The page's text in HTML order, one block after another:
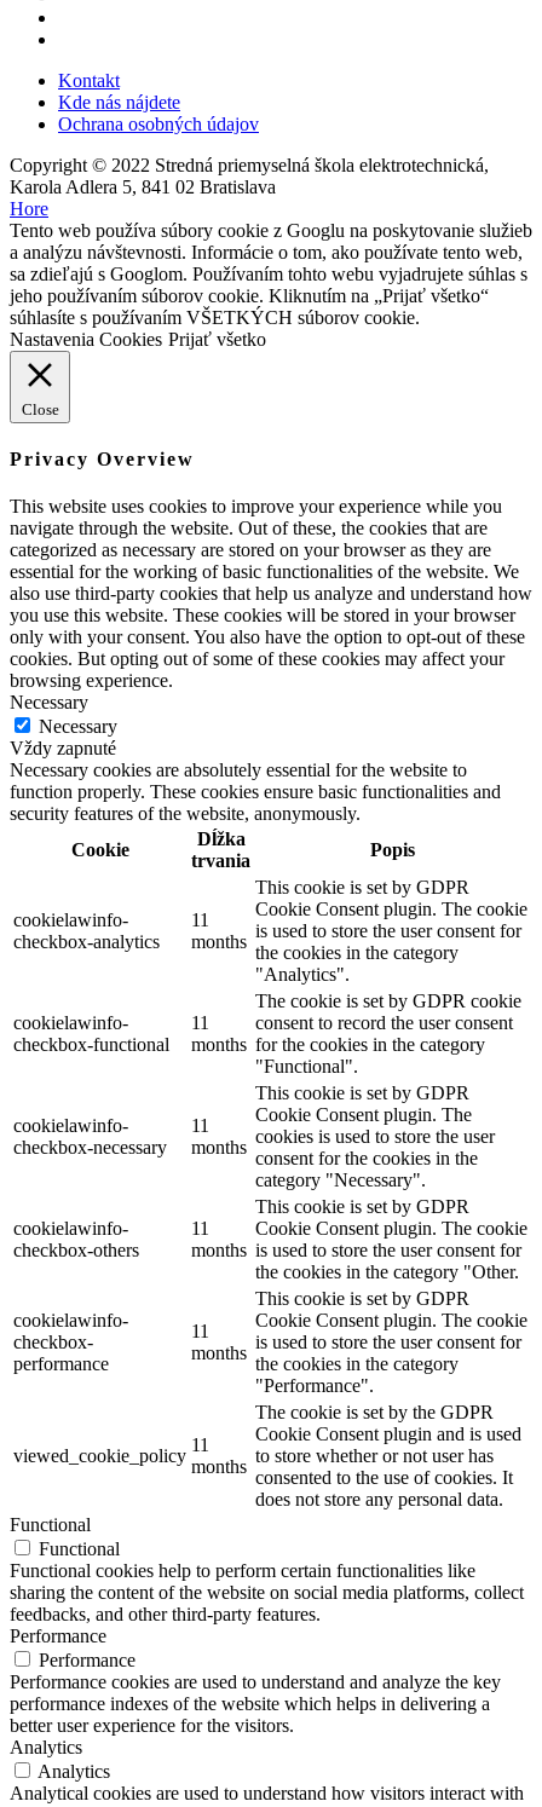
Kontakt
Kde nás nájdete
Ochrana osobných údajov
Copyright © 2022 Stredná priemyselná škola elektrotechnická,
Karola Adlera 5, 841 02 Bratislava
Hore
Tento web používa súbory cookie z Googlu na poskytovanie služieb
a analýzu návštevnosti. Informácie o tom, ako používate tento web,
sa zdieľajú s Googlom. Používaním tohto webu vyjadrujete súhlas s
jeho používaním súborov cookie. Kliknutím na „Prijať všetko“
súhlasíte s používaním VŠETKÝCH súborov cookie.
Nastavenia Cookies Prijať všetko
Close
Privacy Overview
This website uses cookies to improve your experience while you
navigate through the website. Out of these, the cookies that are
categorized as necessary are stored on your browser as they are
essential for the working of basic functionalities of the website. We
also use third-party cookies that help us analyze and understand how
you use this website. These cookies will be stored in your browser
only with your consent. You also have the option to opt-out of these
cookies. But opting out of some of these cookies may affect your
browsing experience.
Necessary
Necessary
Vždy zapnuté
Necessary cookies are absolutely essential for the website to
function properly. These cookies ensure basic functionalities and
security features of the website, anonymously.
Cookie
Dĺžka
trvania
Popis
cookielawinfo-
checkbox-analytics
11
months
This cookie is set by GDPR
Cookie Consent plugin. The cookie
is used to store the user consent for
the cookies in the category
"Analytics".
cookielawinfo-
checkbox-functional
11
months
The cookie is set by GDPR cookie
consent to record the user consent
for the cookies in the category
"Functional".
cookielawinfo-
checkbox-necessary
11
months
This cookie is set by GDPR
Cookie Consent plugin. The
cookies is used to store the user
consent for the cookies in the
category "Necessary".
cookielawinfo-
checkbox-others
11
months
This cookie is set by GDPR
Cookie Consent plugin. The cookie
is used to store the user consent for
the cookies in the category "Other.
cookielawinfo-
checkbox-
performance
11
months
This cookie is set by GDPR
Cookie Consent plugin. The cookie
is used to store the user consent for
the cookies in the category
"Performance".
viewed_cookie_policy
11
months
The cookie is set by the GDPR
Cookie Consent plugin and is used
to store whether or not user has
consented to the use of cookies. It
does not store any personal data.
Functional
Functional
Functional cookies help to perform certain functionalities like
sharing the content of the website on social media platforms, collect
feedbacks, and other third-party features.
Performance
Performance
Performance cookies are used to understand and analyze the key
performance indexes of the website which helps in delivering a
better user experience for the visitors.
Analytics
Analytics
Analytical cookies are used to understand how visitors interact with